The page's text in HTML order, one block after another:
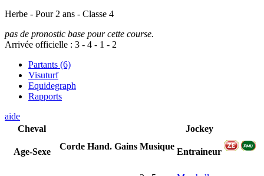
Herbe - Pour 2 ans - Classe 4
pas de pronostic base pour cette course.
Arrivée officielle : 3 - 4 - 1 - 2
Partants (6)
Visuturf
Equidegraph
Rapports
aide
Cheval
Age-Sexe
Corde Hand. Gains Musique
Jockey
Entraineur